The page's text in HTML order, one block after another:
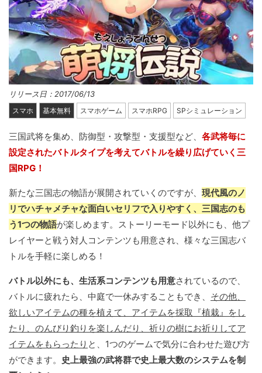
リリース日：2017/06/13
スマホ 基本無料 スマホゲーム スマホRPG SPシミュレーション
三国武将を集め、防御型・攻撃型・支援型など、 各武将毎に
設定されたバトルタイプを考えてバトルを繰り広げていく三
国RPG！
新たな三国志の物語が展開されていくのですが、 現代風のノ
リでハチャメチャな面白いセリフで入りやすく、三国志のも
う1つの物語が楽しめます。ストーリーモード以外にも、他プ
レイヤーと戦う対人コンテンツも用意され、様々な三国志バ
トルを手軽に楽しめる！
バトル以外にも、生活系コンテンツも用意されているので、
バトルに疲れたら、中庭で一休みすることもでき、 その他、
欲しいアイテムの種を植えて、アイテムを採取『植栽』をし
たり、のんびり釣りを楽しんだり、祈りの樹にお祈りしてア
イテムをもらったり と、1つのゲームで気分に合わせた遊び方
ができます。
史上最強の武将群で史上最大数のシステムを制